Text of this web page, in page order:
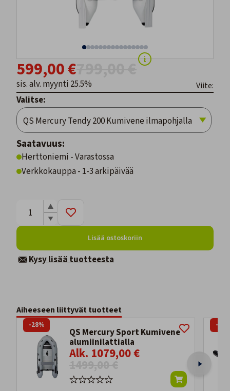
599,00 €
sis. alv. myynti 25.5% Viite:
Valitse:
Saatavuus:
Herttoniemi - Varastossa
Verkkokauppa - 1-3 arkipäivää
Lisää ostoskoriin
Kysy lisää tuotteesta
Aiheeseen liittyvät tuotteet
QS Mercury Sport Kumivene
alumiinilattialla
Alk. 1079,00 €
1499,00 €
-28% -